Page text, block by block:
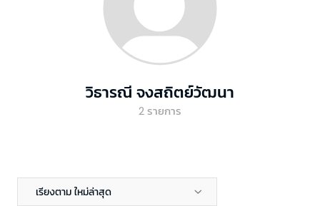
วิธารณี จงสถิตย์วัฒนา
2รายการ
เรียงตาม ใหม่ล่าสุด